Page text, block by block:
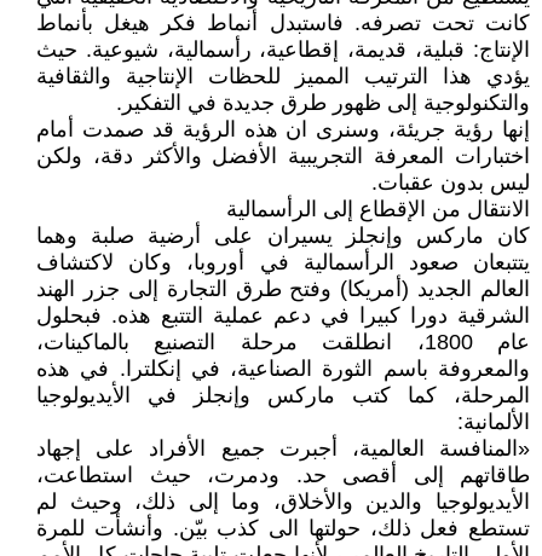
كانت تحت تصرفه. فاستبدل أنماط فكر هيغل بأنماط
الإنتاج: قبلية، قديمة، إقطاعية، رأسمالية، شيوعية. حيث
يؤدي هذا الترتيب المميز للحظات الإنتاجية والثقافية
والتكنولوجية إلى ظهور طرق جديدة في التفكير.
إنها رؤية جريئة، وسنرى ان هذه الرؤية قد صمدت أمام
اختبارات المعرفة التجريبية الأفضل والأكثر دقة، ولكن
ليس بدون عقبات.
الانتقال من الإقطاع إلى الرأسمالية
كان ماركس وإنجلز يسيران على أرضية صلبة وهما
يتتبعان صعود الرأسمالية في أوروبا، وكان لاكتشاف
العالم الجديد (أمريكا) وفتح طرق التجارة إلى جزر الهند
الشرقية دورا كبيرا في دعم عملية التتبع هذه. فبحلول
عام 1800، انطلقت مرحلة التصنيع بالماكينات،
والمعروفة باسم الثورة الصناعية، في إنكلترا. في هذه
المرحلة، كما كتب ماركس وإنجلز في الأيديولوجيا
الألمانية:
«المنافسة العالمية، أجبرت جميع الأفراد على إجهاد
طاقاتهم إلى أقصى حد. ودمرت، حيث استطاعت،
الأيديولوجيا والدين والأخلاق، وما إلى ذلك، وحيث لم
تستطع فعل ذلك، حولتها الى كذب بيّن. وأنشأت للمرة